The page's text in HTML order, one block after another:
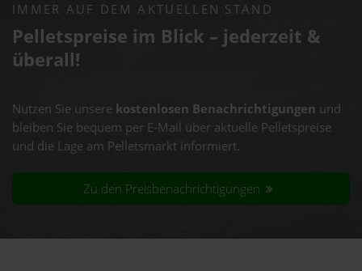
IMMER AUF DEM AKTUELLEN STAND
Pelletspreise im Blick – jederzeit &
überall!
Nutzen Sie unsere kostenlosen Benachrichtigungen und
bleiben Sie bequem per E-Mail über aktuelle Pelletspreise
und die Lage am Pelletsmarkt informiert.
Zu den Preisbenachrichtigungen